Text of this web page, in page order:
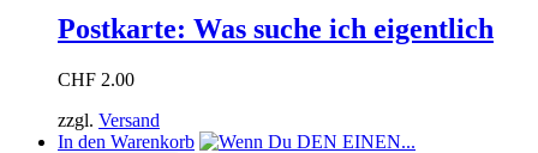
Postkarte: Was suche ich eigentlich
CHF 2.00
zzgl. Versand
In den Warenkorb